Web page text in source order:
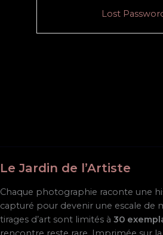
Lost
Le Jardin de l’Artiste
Chaque photographie raconte une
capturé pour devenir une escale de
tirages d’art sont limités à 30